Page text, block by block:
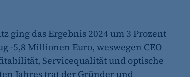
ging das Ergebnis 2024 um 3 Prozent
-5,8 Millionen Euro, weswegen CEO
Servicequalität und optische
Jahres trat der Gründer und